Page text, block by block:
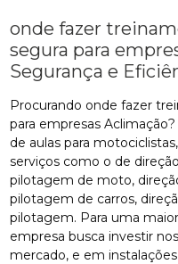
onde fazer
segura para
Segurança e
Procurando onde fazer
para empresas
de aulas para
serviços como o de
pilotagem de moto,
pilotagem de carros,
pilotagem. Para uma
empresa busca investir
mercado, e em